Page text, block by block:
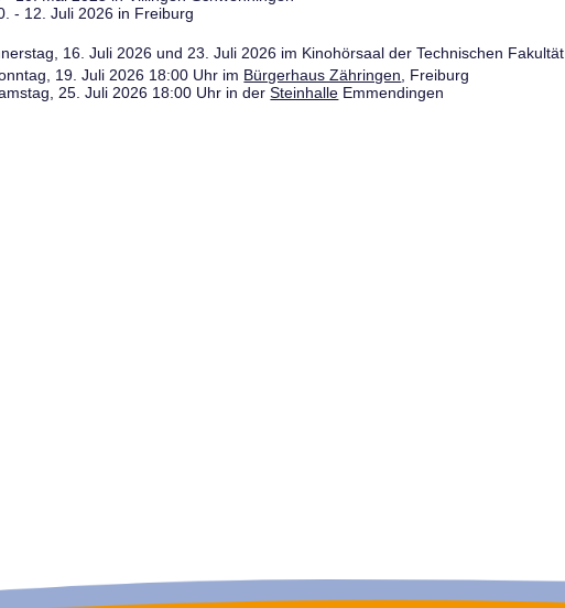
- 12. Juli 2026 in Freiburg
16. Juli 2026 und 23. Juli 2026 im Kinohörsaal der Technischen Fakultät
19. Juli 2026 18:00 Uhr im Bürgerhaus Zähringen , Freiburg
25. Juli 2026 18:00 Uhr in derSteinhalle Emmendingen